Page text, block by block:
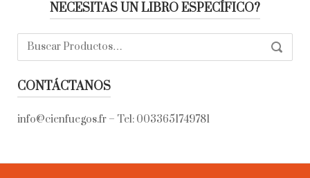
NECESITAS UN LIBRO ESPECÍFICO?
Buscar:
CONTÁCTANOS
info@cienfuegos.fr – Tel: 0033651749781